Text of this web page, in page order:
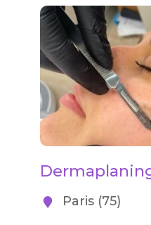
Paris (75)